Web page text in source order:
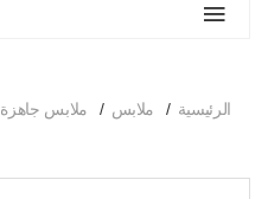
الرئيسية ملابس ملابس جاهزة